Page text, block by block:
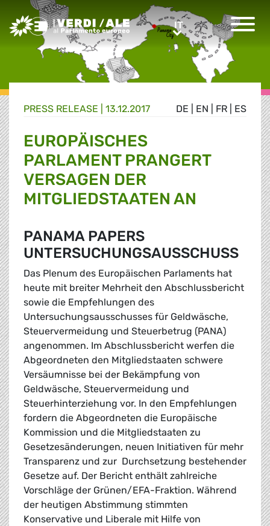
Greens/EFA Home ITIT
DE EN FR ES
PRESS RELEASE | 13.12.2017
EUROPÄISCHES
PARLAMENT PRANGERT
VERSAGEN DER
MITGLIEDSTAATEN AN
PANAMA PAPERS
UNTERSUCHUNGSAUSSCHUSS
Das Plenum des Europäischen Parlaments hat
heute mit breiter Mehrheit den Abschlussbericht
sowie die Empfehlungen des
Untersuchungsausschusses für Geldwäsche,
Steuervermeidung und Steuerbetrug (PANA)
angenommen. Im Abschlussbericht werfen die
Abgeordneten den Mitgliedstaaten schwere
Versäumnisse bei der Bekämpfung von
Geldwäsche, Steuervermeidung und
Steuerhinterziehung vor. In den Empfehlungen
fordern die Abgeordneten die Europäische
Kommission und die Mitgliedstaaten zu
Gesetzesänderungen, neuen Initiativen für mehr
Transparenz und zur Durchsetzung bestehender
Gesetze auf. Der Bericht enthält zahlreiche
Vorschläge der Grünen/EFA-Fraktion. Während
der heutigen Abstimmung stimmten
Konservative und Liberale mit Hilfe von